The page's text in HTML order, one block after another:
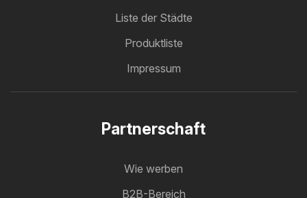
Liste der Städte
Produktliste
Impressum
Partnerschaft
Wie werben
B2B-Bereich